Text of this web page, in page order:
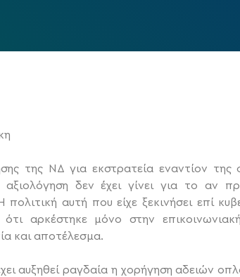
της ΝΔ για εκστρατεία εναντίον
δεν έχει γίνει για το αν
αυτή που είχε ξεκινήσει επί
αρκέστηκε μόνο στην
και αποτέλεσμα.
αυξηθεί ραγδαία η χορήγηση αδειών